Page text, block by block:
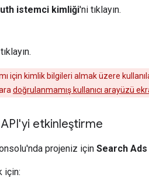
istemci kimliği'ni tıklayın.
için kimlik bilgileri almak üzere
doğrulanmamış kullanıcı arayüzü
API'yi etkinleştirme
projeniz için Search
için: